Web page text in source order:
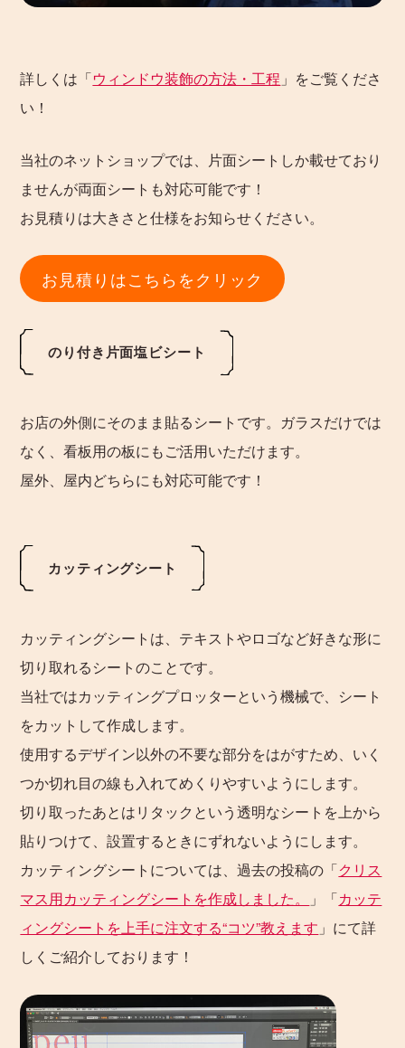
詳しくは「ウィンドウ装飾の方法・工程 」をご覧くださ
い！
当社のネットショップでは、片面シートしか載せており
ませんが両面シートも対応可能です！
お見積りは大きさと仕様をお知らせください。
お見積りはこちらをクリック
のり付き片面塩ビシート
お店の外側にそのまま貼るシートです。ガラスだけでは
なく、看板用の板にもご活用いただけます。
屋外、屋内どちらにも対応可能です！
カッティングシート
カッティングシートは、テキストやロゴなど好きな形に
切り取れるシートのことです。
当社ではカッティングプロッターという機械で、シート
をカットして作成します。
使用するデザイン以外の不要な部分をはがすため、いく
つか切れ目の線も入れてめくりやすいようにします。
切り取ったあとはリタックという透明なシートを上から
貼りつけて、設置するときにずれないようにします。
カッティングシートについては、過去の投稿の「クリス
マス用カッティングシートを作成しました。
」「カッテ
ィングシートを上手に注文する“コツ”教えます 」にて詳
しくご紹介しております！